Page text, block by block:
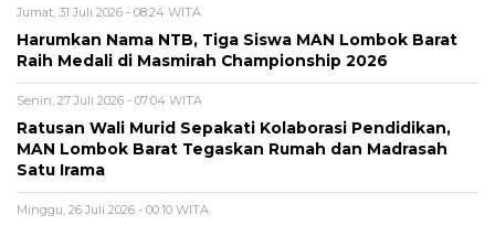
Jumat, 31 Juli 2026 - 08:24 WITA
Harumkan Nama NTB, Tiga Siswa MAN Lombok Barat
Raih Medali di Masmirah Championship 2026
Senin, 27 Juli 2026 - 07:04 WITA
Ratusan Wali Murid Sepakati Kolaborasi Pendidikan,
MAN Lombok Barat Tegaskan Rumah dan Madrasah
Satu Irama
Minggu, 26 Juli 2026 - 00:10 WITA